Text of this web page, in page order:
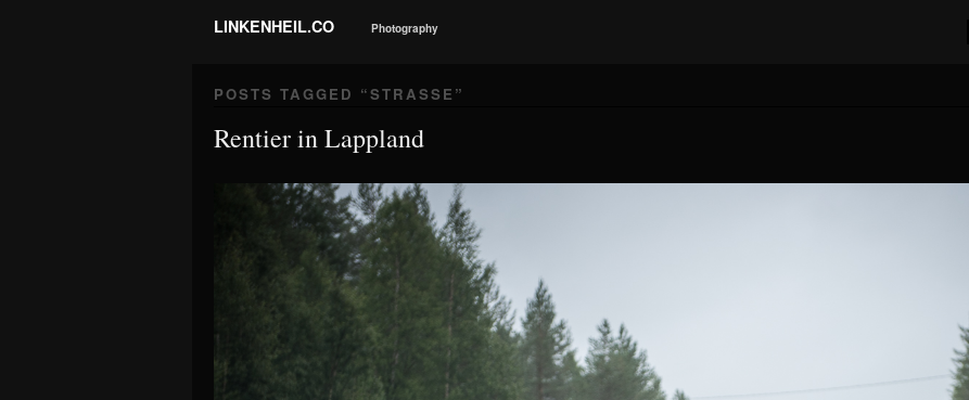
LINKENHEIL.CO Photography
POSTS TAGGED “STRASSE ”
Rentier in Lappland